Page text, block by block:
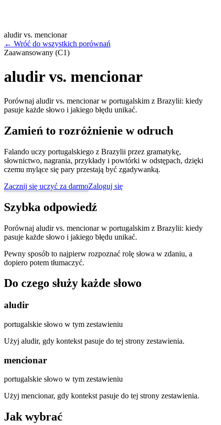
aludir vs. mencionar
← Wróć do wszystkich porównań
Zaawansowany (C1)
aludir vs. mencionar
Porównaj aludir vs. mencionar w portugalskim z Brazylii: kiedy
pasuje każde słowo i jakiego błędu unikać.
Zamień to rozróżnienie w odruch
Falando uczy portugalskiego z Brazylii przez gramatykę,
słownictwo, nagrania, przykłady i powtórki w odstępach, dzięki
czemu mylące się pary przestają być zgadywanką.
Zacznij się uczyć za darmoZaloguj się
Szybka odpowiedź
Porównaj aludir vs. mencionar w portugalskim z Brazylii: kiedy
pasuje każde słowo i jakiego błędu unikać.
Pewny sposób to najpierw rozpoznać rolę słowa w zdaniu, a
dopiero potem tłumaczyć.
Do czego służy każde słowo
aludir
portugalskie słowo w tym zestawieniu
Użyj aludir, gdy kontekst pasuje do tej strony zestawienia.
mencionar
portugalskie słowo w tym zestawieniu
Użyj mencionar, gdy kontekst pasuje do tej strony zestawienia.
Jak wybrać